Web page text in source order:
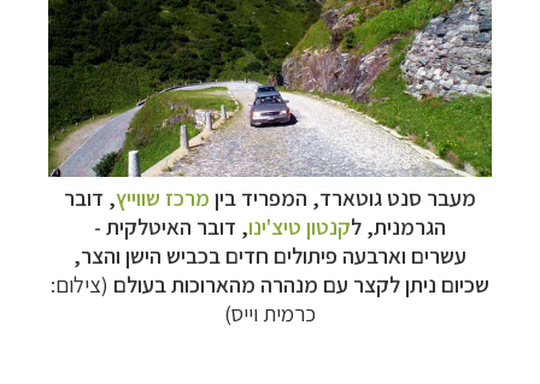
מעבר סנט גוטארד, המפריד בין מרכז שווייץ, דובר
הגרמנית, לקנטון טיצ'ינו, דובר האיטלקית -
עשרים וארבעה פיתולים חדים בכביש הישן והצר,
שכיום ניתן לקצר עם מנהרה מהארוכות בעולם (צילום:
כרמית וייס)